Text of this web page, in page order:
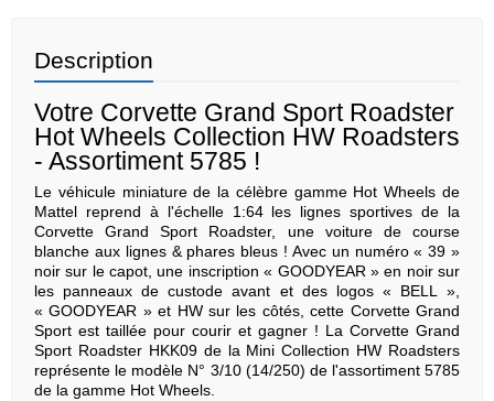
Description
Votre Corvette Grand Sport Roadster
Hot Wheels Collection HW Roadsters
- Assortiment 5785 !
Le véhicule miniature de la célèbre gamme Hot Wheels de
Mattel reprend à l'échelle 1:64 les lignes sportives de la
Corvette Grand Sport Roadster, une voiture de course
blanche aux lignes & phares bleus ! Avec un numéro « 39 »
noir sur le capot, une inscription « GOODYEAR » en noir sur
les panneaux de custode avant et des logos « BELL »,
« GOODYEAR » et HW sur les côtés, cette Corvette Grand
Sport est taillée pour courir et gagner ! La Corvette Grand
Sport Roadster HKK09 de la Mini Collection HW Roadsters
représente le modèle N° 3/10 (14/250) de l'assortiment 5785
de la gamme Hot Wheels.